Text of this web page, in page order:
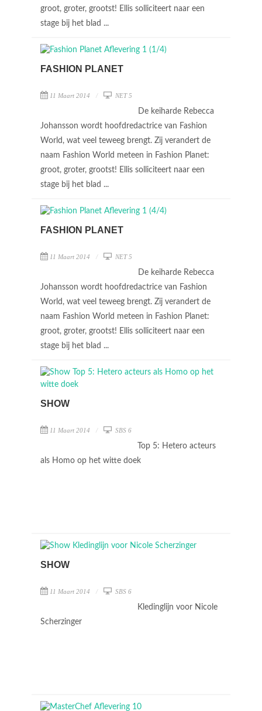
groot, groter, grootst! Ellis solliciteert naar een
stage bij het blad ...
FASHION PLANET
11 Maart 2014 NET 5
De keiharde Rebecca
Johansson wordt hoofdredactrice van Fashion
World, wat veel teweeg brengt. Zij verandert de
naam Fashion World meteen in Fashion Planet:
groot, groter, grootst! Ellis solliciteert naar een
stage bij het blad ...
FASHION PLANET
11 Maart 2014 NET 5
De keiharde Rebecca
Johansson wordt hoofdredactrice van Fashion
World, wat veel teweeg brengt. Zij verandert de
naam Fashion World meteen in Fashion Planet:
groot, groter, grootst! Ellis solliciteert naar een
stage bij het blad ...
SHOW
11 Maart 2014 SBS 6
Top 5: Hetero acteurs
als Homo op het witte doek
SHOW
11 Maart 2014 SBS 6
Kledinglijn voor Nicole
Scherzinger